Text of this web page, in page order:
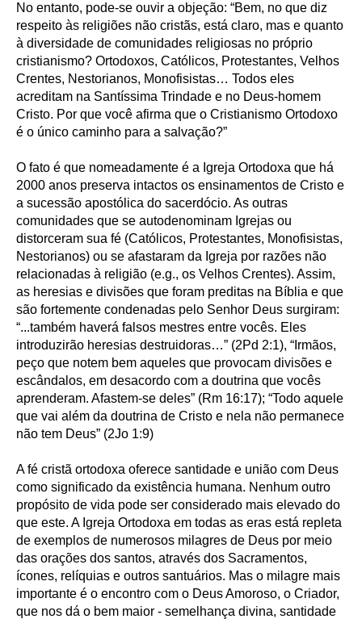
No entanto, pode-se ouvir a objeção: “Bem, no que diz
respeito às religiões não cristãs, está claro, mas e quanto
à diversidade de comunidades religiosas no próprio
cristianismo? Ortodoxos, Católicos, Protestantes, Velhos
Crentes, Nestorianos, Monofisistas… Todos eles
acreditam na Santíssima Trindade e no Deus-homem
Cristo. Por que você afirma que o Cristianismo Ortodoxo
é o único caminho para a salvação?”
O fato é que nomeadamente é a Igreja Ortodoxa que há
2000 anos preserva intactos os ensinamentos de Cristo e
a sucessão apostólica do sacerdócio. As outras
comunidades que se autodenominam Igrejas ou
distorceram sua fé (Católicos, Protestantes, Monofisistas,
Nestorianos) ou se afastaram da Igreja por razões não
relacionadas à religião (e.g., os Velhos Crentes). Assim,
as heresias e divisões que foram preditas na Bíblia e que
são fortemente condenadas pelo Senhor Deus surgiram:
“...também haverá falsos mestres entre vocês. Eles
introduzirão heresias destruidoras…” (2Pd 2:1), “Irmãos,
peço que notem bem aqueles que provocam divisões e
escândalos, em desacordo com a doutrina que vocês
aprenderam. Afastem-se deles” (Rm 16:17); “Todo aquele
que vai além da doutrina de Cristo e nela não permanece
não tem Deus” (2Jo 1:9)
A fé cristã ortodoxa oferece santidade e união com Deus
como significado da existência humana. Nenhum outro
propósito de vida pode ser considerado mais elevado do
que este. A Igreja Ortodoxa em todas as eras está repleta
de exemplos de numerosos milagres de Deus por meio
das orações dos santos, através dos Sacramentos,
ícones, relíquias e outros santuários. Mas o milagre mais
importante é o encontro com o Deus Amoroso, o Criador,
que nos dá o bem maior - semelhança divina, santidade